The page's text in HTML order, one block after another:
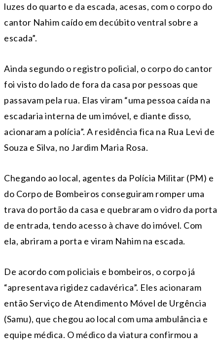
luzes do quarto e da escada, acesas, com o corpo do
cantor Nahim caído em decúbito ventral sobre a
escada”.
Ainda segundo o registro policial, o corpo do cantor
foi visto do lado de fora da casa por pessoas que
passavam pela rua. Elas viram “uma pessoa caída na
escadaria interna de um imóvel, e diante disso,
acionaram a polícia”. A residência fica na Rua Levi de
Souza e Silva, no Jardim Maria Rosa.
Chegando ao local, agentes da Polícia Militar (PM) e
do Corpo de Bombeiros conseguiram romper uma
trava do portão da casa e quebraram o vidro da porta
de entrada, tendo acesso à chave do imóvel. Com
ela, abriram a porta e viram Nahim na escada.
De acordo com policiais e bombeiros, o corpo já
“apresentava rigidez cadavérica”. Eles acionaram
então Serviço de Atendimento Móvel de Urgência
(Samu), que chegou ao local com uma ambulância e
equipe médica. O médico da viatura confirmou a